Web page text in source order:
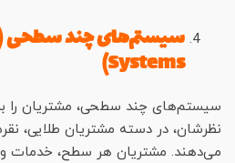
Systems)
سیستم‌های چند سطحی، مشتریان را
نظرشان، در دسته مشتریان طلایی،
می‌دهند. مشتریان هر سطح، خدمات